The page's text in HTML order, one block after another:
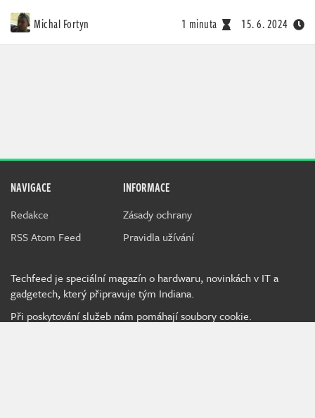
Michal Fortyn 1 minuta 15. 6. 2024
NAVIGACE
Redakce
RSS Atom Feed
INFORMACE
Zásady ochrany
Pravidla užívání
Techfeed je speciální magazín o hardwaru, novinkách v IT a
gadgetech, který připravuje tým Indiana.
Při poskytování služeb nám pomáhají soubory cookie.